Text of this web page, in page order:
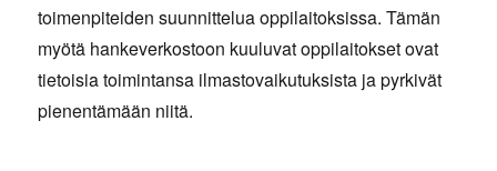
toimenpiteiden suunnittelua oppilaitoksissa. Tämän
myötä hankeverkostoon kuuluvat oppilaitokset ovat
tietoisia toimintansa ilmastovaikutuksista ja pyrkivät
pienentämään niitä.